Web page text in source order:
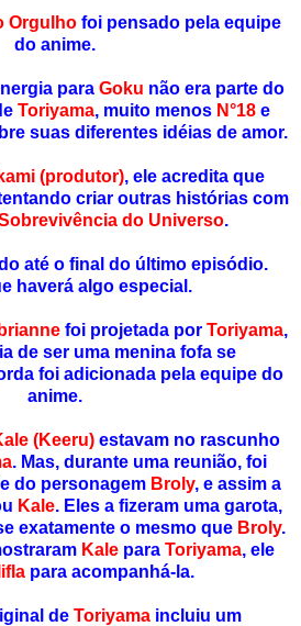
Orgulhofoi pensado pela equipe
do anime.
para Goku não era parte do
Toriyama, muito menos N°18e
suas diferentes idéias de amor.
(produtor), ele acredita que
criar outras histórias com
do Universo.
até o final do último episódio.
haverá algo especial.
foi projetada por Toriyama,
de ser uma menina fofa se
foi adicionada pela equipe do
anime.
(Keeru)estavam no rascunho
. Mas, durante uma reunião, foi
do personagem Broly, e assim a
Kale. Eles a fizeram uma garota,
exatamente o mesmo que Broly.
Kale para Toriyama, ele
para acompanhá-la.
de Toriyamaincluiu um